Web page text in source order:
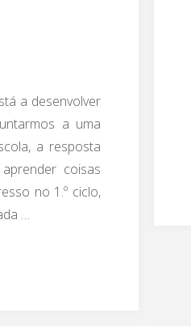
a desenvolver
a uma
a resposta
coisas
no 1.º ciclo,
…